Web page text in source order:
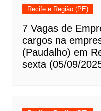
Recife e Região (PE)
7 Vagas de
cargos na
(Paudalho) em
sexta (05/09/